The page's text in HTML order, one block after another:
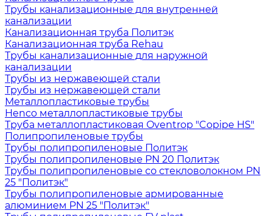
Трубы канализационные для внутренней
канализации
Канализационная труба Политэк
Канализационная труба Rehau
Трубы канализационные для наружной
канализации
Трубы из нержавеющей стали
Трубы из нержавеющей стали
Металлопластиковые трубы
Henco металлопластиковые трубы
Труба металлопластиковая Oventrop "Copipe HS"
Полипропиленовые трубы
Трубы полипропиленовые Политэк
Трубы полипропиленовые PN 20 Политэк
Трубы полипропиленовые со стекловолокном PN
25 "Политэк"
Трубы полипропиленовые армированные
алюминием PN 25 "Политэк"